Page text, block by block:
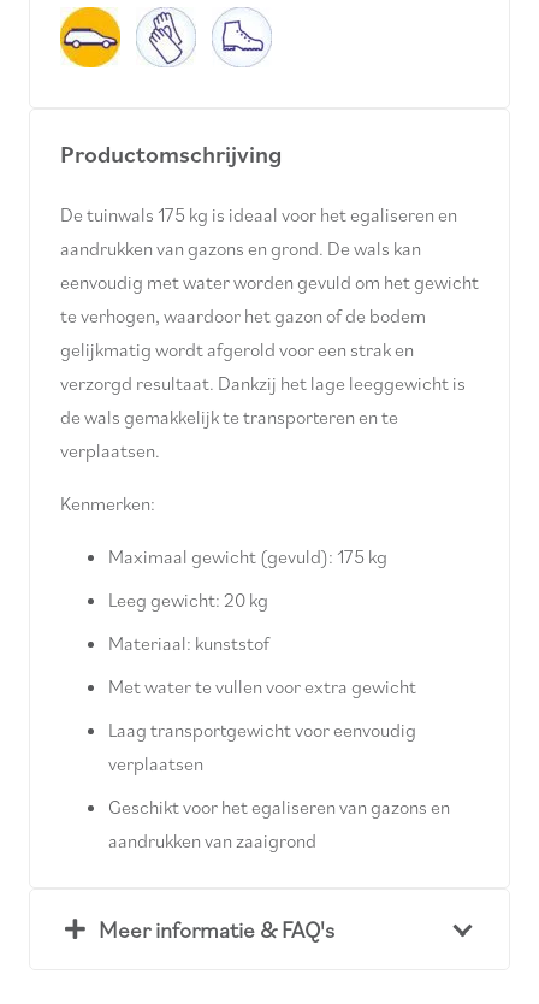
Productomschrijving
De tuinwals 175 kg is ideaal voor het egaliseren en
aandrukken van gazons en grond. De wals kan
eenvoudig met water worden gevuld om het gewicht
te verhogen, waardoor het gazon of de bodem
gelijkmatig wordt afgerold voor een strak en
verzorgd resultaat. Dankzij het lage leeggewicht is
de wals gemakkelijk te transporteren en te
verplaatsen.
Kenmerken:
Maximaal gewicht (gevuld): 175 kg
Leeg gewicht: 20 kg
Materiaal: kunststof
Met water te vullen voor extra gewicht
Laag transportgewicht voor eenvoudig
verplaatsen
Geschikt voor het egaliseren van gazons en
aandrukken van zaaigrond
Meer informatie & FAQ's